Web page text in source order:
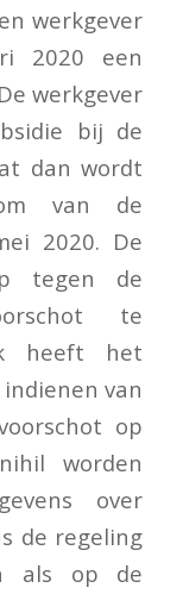
werkgever
2020 een
werkgever
bij de
dan wordt
van de
2020. De
tegen de
te
heeft het
van
op
worden
over
de regeling
als op de